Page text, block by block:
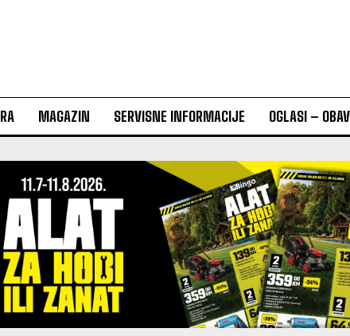
MAGAZIN SERVISNE INFORMACIJE OGLASI –